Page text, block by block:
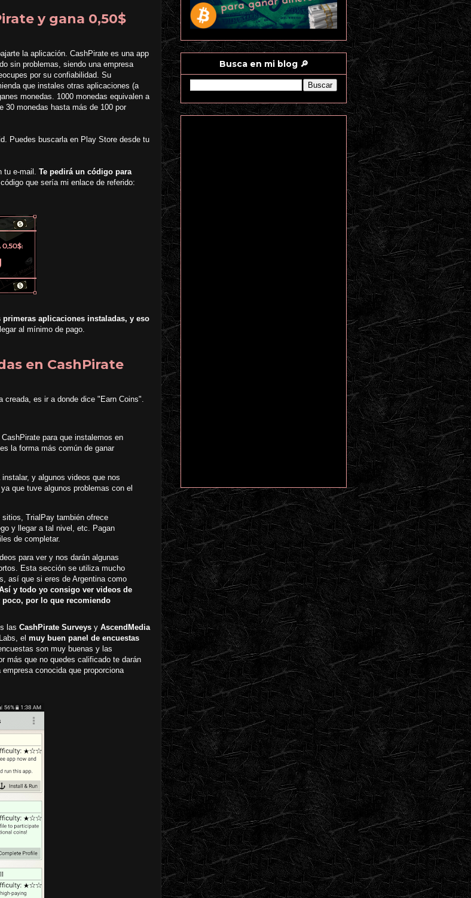
y gana 0,50$
la aplicación. CashPirate es una app
sin problemas, siendo una empresa
por su confiabilidad. Su
que instales otras aplicaciones (a
monedas. 1000 monedas equivalen a
30 monedas hasta más de 100 por
Puedes buscarla en Play Store desde tu
tu e-mail. Te pedirá un código para
código que sería mi enlace de referido:
primeras aplicaciones instaladas, y eso
al mínimo de pago.
en CashPirate
creada, es ir a donde dice "Earn Coins".
para que instalemos en
la forma más común de ganar
y algunos videos que nos
que tuve algunos problemas con el
TrialPay también ofrece
y llegar a tal nivel, etc. Pagan
de completar.
para ver y nos darán algunas
Esta sección se utiliza mucho
así que si eres de Argentina como
y todo yo consigo ver videos de
poco, por lo que recomiendo
las CashPirate Surveys y AscendMedia
el muy buen panel de encuestas
son muy buenas y las
más que no quedes calificado te darán
conocida que proporciona
Busca en mi blog 🔎